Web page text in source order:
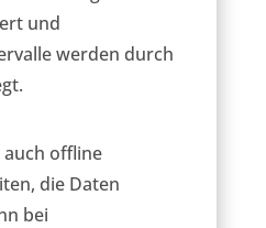
und
werden durch
auch offline
die Daten
bei